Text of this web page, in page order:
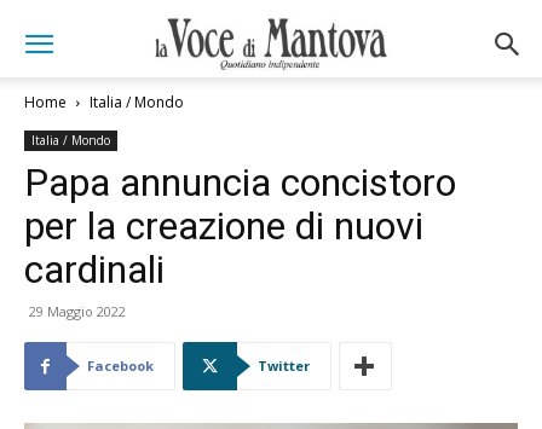
Home Italia / Mondo
Italia / Mondo
Papa annuncia concistoro
per la creazione di nuovi
cardinali
29 Maggio 2022
Facebook Twitter